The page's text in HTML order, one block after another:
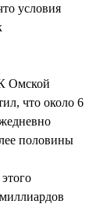
условия
Омской
что около 6
половины